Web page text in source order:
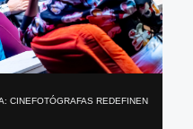
CINEFOTÓGRAFAS REDEFINEN